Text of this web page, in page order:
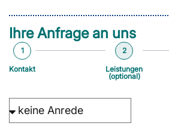
Ihre Anfrage an uns
1
Kontakt
2
Leistungen
(optional)